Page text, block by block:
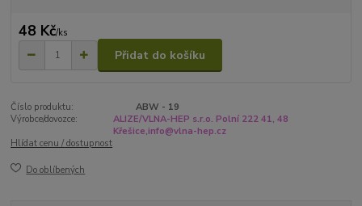
48 Kč/ks
Přidat do košíku
Číslo produktu:
ABW - 19
Výrobce/dovozce:
ALIZE/VLNA-HEP s.r.o. Polní 222 41, 48
Křešice,info@vlna-hep.cz
Hlídat cenu / dostupnost
Do oblíbených